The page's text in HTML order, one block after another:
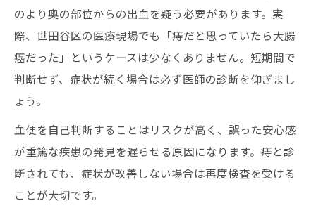
のより奥の部位からの出血を疑う必要があります。実
際、世田谷区の医療現場でも「痔だと思っていたら大腸
癌だった」というケースは少なくありません。短期間で
判断せず、症状が続く場合は必ず医師の診断を仰ぎまし
ょう。
血便を自己判断することはリスクが高く、誤った安心感
が重篤な疾患の発見を遅らせる原因になります。痔と診
断されても、症状が改善しない場合は再度検査を受ける
ことが大切です。